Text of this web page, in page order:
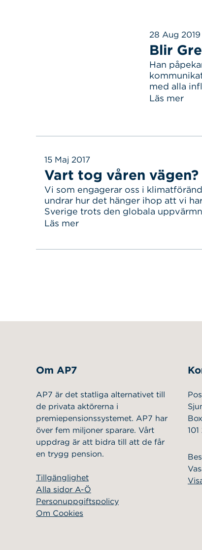
28 Aug 2019
Blir
Han
med alla
Läs mer
15 Maj 2017
Vart tog våren vägen?
Vi som engagerar oss i
undrar hur det hänger ihop att vi
Sverige trots den globala
möjligt? Jo, det finns faktiskt en
Läs mer
Om AP7
AP7 är det statliga alternativet till
de privata aktörerna i
premiepensionssystemet. AP7 har
över fem miljoner sparare. Vårt
uppdrag är att bidra till att de får
en trygg pension.
Tillgänglighet
Alla sidor A-Ö
Personuppgiftspolicy
Om Cookies